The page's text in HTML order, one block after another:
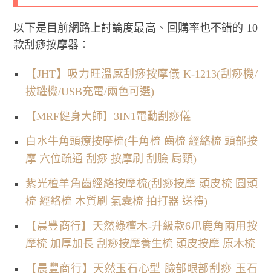
以下是目前網路上討論度最高、回購率也不錯的 10
款刮痧按摩器：
【JHT】吸力旺溫感刮痧按摩儀 K-1213(刮痧機/
拔罐機/USB充電/兩色可選)
【MRF健身大師】3IN1電動刮痧儀
白水牛角頭療按摩梳(牛角梳 齒梳 經絡梳 頭部按
摩 穴位疏通 刮痧 按摩刷 刮臉 肩頸)
紫光檀羊角齒經絡按摩梳(刮痧按摩 頭皮梳 圓頭
梳 經絡梳 木質刷 氣囊梳 拍打器 送禮)
【晨豐商行】天然綠檀木-升級款6爪鹿角兩用按
摩梳 加厚加長 刮痧按摩養生梳 頭皮按摩 原木梳
【晨豐商行】天然玉石心型 臉部眼部刮痧 玉石